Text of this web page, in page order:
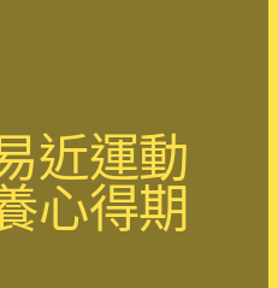
近運動
心得期